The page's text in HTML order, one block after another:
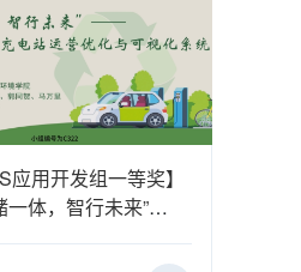
应用开发组一等奖】
一体，智行未来”